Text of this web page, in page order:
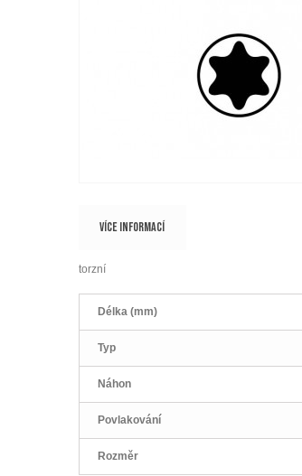
VÍCE INFORMACÍ
torzní
Délka (mm)
Typ
Náhon
Povlakování
Rozměr